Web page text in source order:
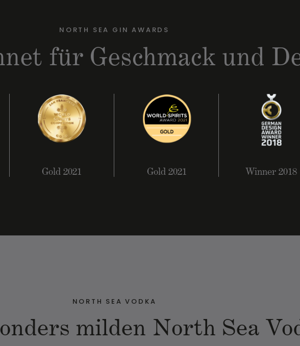
NORTH SEA GIN AWARDS
für Geschmack und
Gold 2021 Gold 2021 Winner 2018
NORTH SEA VODKA
milden North Sea